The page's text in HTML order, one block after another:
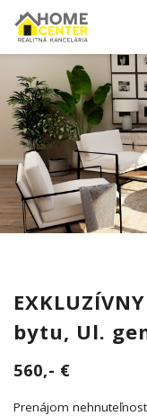
bytu, Ul.
560,- €
Prenájom